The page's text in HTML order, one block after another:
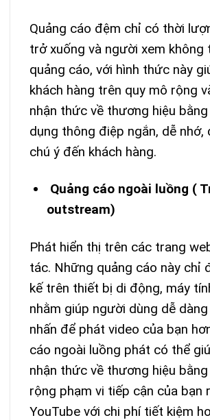
Quảng cáo đệm chỉ có thời
trở xuống và người xem không
quảng cáo, với hình thức này
khách hàng trên quy mô rộng
nhận thức về thương hiệu
dụng thông điệp ngắn, dễ nhớ,
chú ý đến khách hàng.
Quảng cáo ngoài luồng (
outstream)
Phát hiển thị trên các trang
tác. Những quảng cáo này chỉ
kế trên thiết bị di động, máy
nhằm giúp người dùng dễ
nhấn để phát video của bạn
cáo ngoài luồng phát có thể
nhận thức về thương hiệu
rộng phạm vi tiếp cận của bạn
YouTube với chi phí tiết kiệm